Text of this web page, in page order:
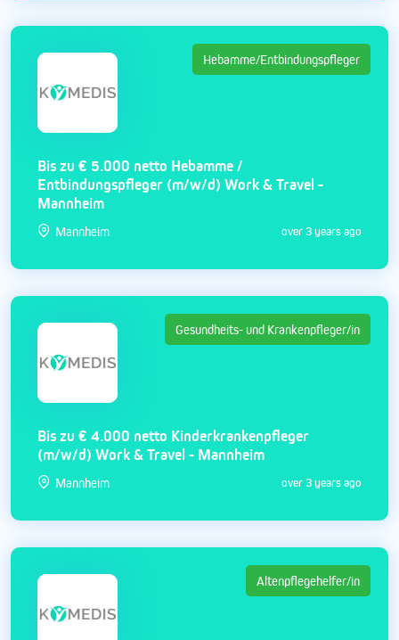
Hebamme/Entbindungspfleger
Bis zu € 5.000 netto Hebamme /
Entbindungspfleger (m/w/d) Work & Travel -
Mannheim
Mannheim over 3 years ago
Gesundheits- und Krankenpfleger/in
Bis zu € 4.000 netto Kinderkrankenpfleger
(m/w/d) Work & Travel - Mannheim
Mannheim over 3 years ago
Altenpflegehelfer/in